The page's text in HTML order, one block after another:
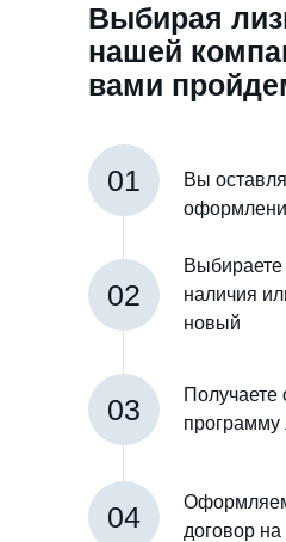
Выбирая
нашей
вами
01
Вы
02
Выбираете
наличия
новый
03
Получаете
программу
04
договор